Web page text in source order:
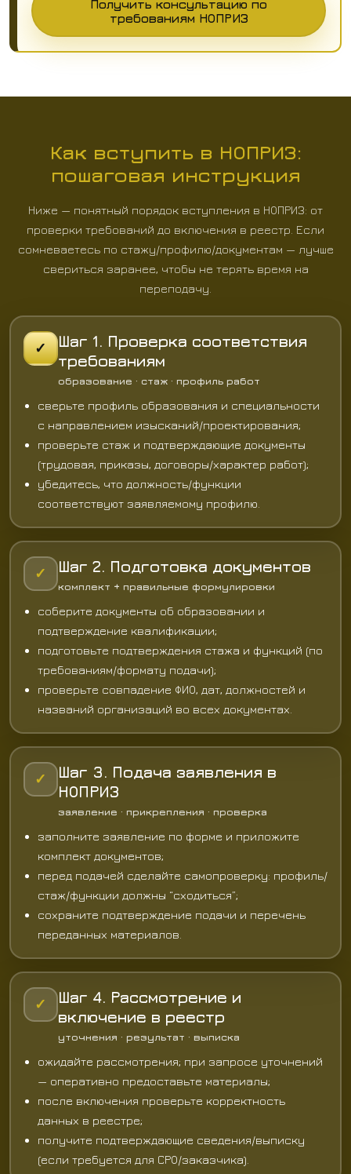
Получить консультацию по
требованиям НОПРИЗ
Как вступить в НОПРИЗ:
пошаговая инструкция
Ниже — понятный порядок вступления в НОПРИЗ: от
проверки требований до включения в реестр. Если
сомневаетесь по стажу/профилю/документам — лучше
свериться заранее, чтобы не терять время на
переподачу.
✓
Шаг 1. Проверка соответствия
требованиям
образование · стаж · профиль работ
сверьте профиль образования и специальности
с направлением изысканий/проектирования;
проверьте стаж и подтверждающие документы
(трудовая, приказы, договоры/характер работ);
убедитесь, что должность/функции
соответствуют заявляемому профилю.
✓ Шаг 2. Подготовка документов
комплект + правильные формулировки
соберите документы об образовании и
подтверждение квалификации;
подготовьте подтверждения стажа и функций (по
требованиям/формату подачи);
проверьте совпадение ФИО, дат, должностей и
названий организаций во всех документах.
✓
Шаг 3. Подача заявления в
НОПРИЗ
заявление · прикрепления · проверка
заполните заявление по форме и приложите
комплект документов;
перед подачей сделайте самопроверку: профиль/
стаж/функции должны “сходиться”;
сохраните подтверждение подачи и перечень
переданных материалов.
✓
Шаг 4. Рассмотрение и
включение в реестр
уточнения · результат · выписка
ожидайте рассмотрения; при запросе уточнений
— оперативно предоставьте материалы;
после включения проверьте корректность
данных в реестре;
получите подтверждающие сведения/выписку
(если требуется для СРО/заказчика).